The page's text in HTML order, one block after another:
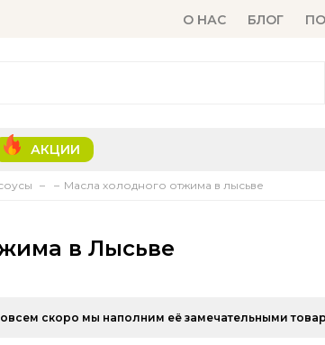
О НАС БЛОГ
АКЦИИ
Масла холодного отжима в лысьве
в Лысьве
скоро мы наполним её замечательными